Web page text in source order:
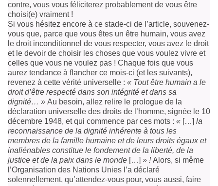
contre, vous vous féliciterez probablement de vous être
choisi(e) vraiment !
Si vous hésitez encore à ce stade-ci de l’article, souvenez-
vous que, parce que vous êtes un être humain, vous avez
le droit inconditionnel de vous respecter, vous avez le droit
et le devoir de choisir les choses que vous voulez vivre et
celles que vous ne voulez pas ! Chaque fois que vous
aurez tendance à flancher ce mois-ci (et les suivants),
revenez à cette vérité universelle : « Tout être humain a le
droit d’être respecté dans son intégrité et dans sa
dignité… » Au besoin, allez relire le prologue de la
déclaration universelle des droits de l’homme, signée le 10
décembre 1948, et qui commence par ces mots : « […] la
reconnaissance de la dignité inhérente à tous les
membres de la famille humaine et de leurs droits égaux et
inaliénables constitue le fondement de la liberté, de la
justice et de la paix dans le monde […] » !Alors, si même
l’Organisation des Nations Unies l’a déclaré
solennellement, qu’attendez-vous pour, vous aussi, faire